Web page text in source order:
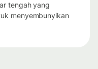
tengah yang
menyembunyikan